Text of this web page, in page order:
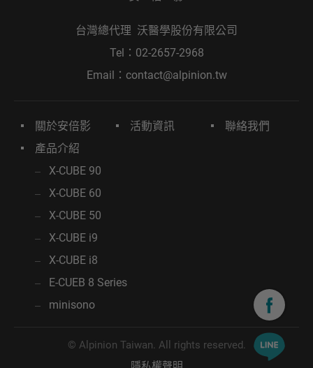
台灣總代理 沃醫學股份有限公司
Tel： 02-2657-2968
Email： contact@alpinion.tw
關於安倍影
產品介紹
X-CUBE 90
X-CUBE 60
X-CUBE 50
X-CUBE i9
X-CUBE i8
E-CUEB 8 Series
minisono
活動資訊 聯絡我們
© Alpinion Taiwan. All rights reserved.